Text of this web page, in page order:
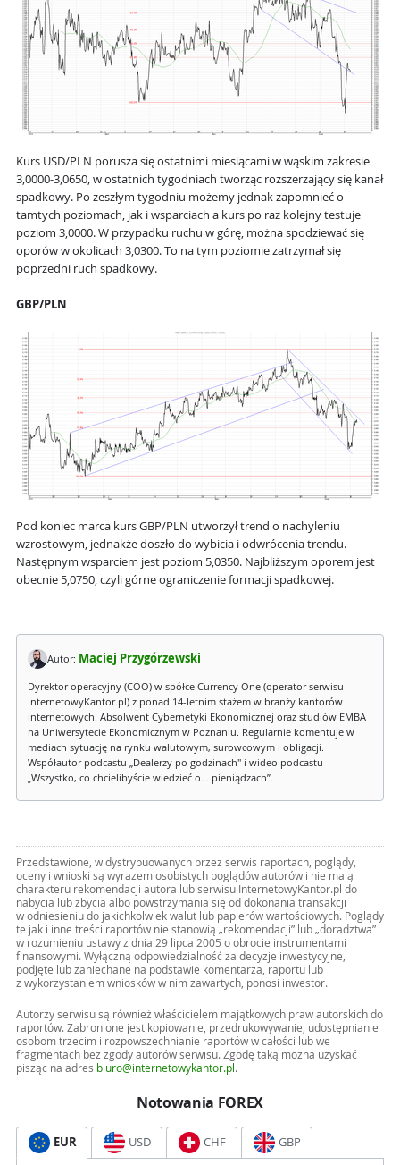
Kurs USD/PLN porusza się ostatnimi miesiącami w wąskim zakresie
3,0000-3,0650, w ostatnich tygodniach tworząc rozszerzający się kanał
spadkowy. Po zeszłym tygodniu możemy jednak zapomnieć o
tamtych poziomach, jak i wsparciach a kurs po raz kolejny testuje
poziom 3,0000. W przypadku ruchu w górę, można spodziewać się
oporów w okolicach 3,0300. To na tym poziomie zatrzymał się
poprzedni ruch spadkowy.
GBP/PLN
Pod koniec marca kurs GBP/PLN utworzył trend o nachyleniu
wzrostowym, jednakże doszło do wybicia i odwrócenia trendu.
Następnym wsparciem jest poziom 5,0350. Najbliższym oporem jest
obecnie 5,0750, czyli górne ograniczenie formacji spadkowej.
Autor: Maciej Przygórzewski
Dyrektor operacyjny (COO) w spółce Currency One (operator serwisu
InternetowyKantor.pl) z ponad 14-letnim stażem w branży kantorów
internetowych. Absolwent Cybernetyki Ekonomicznej oraz studiów EMBA
na Uniwersytecie Ekonomicznym w Poznaniu. Regularnie komentuje w
mediach sytuację na rynku walutowym, surowcowym i obligacji.
Współautor podcastu „Dealerzy po godzinach" i wideo podcastu
„Wszystko, co chcielibyście wiedzieć o... pieniądzach”.
Przedstawione, w dystrybuowanych przez serwis raportach, poglądy,
oceny i wnioski są wyrazem osobistych poglądów autorów i nie mają
charakteru rekomendacji autora lub serwisu InternetowyKantor.pl do
nabycia lub zbycia albo powstrzymania się od dokonania transakcji
w odniesieniu do jakichkolwiek walut lub papierów wartościowych. Poglądy
te jak i inne treści raportów nie stanowią „rekomendacji” lub „doradztwa”
w rozumieniu ustawy z dnia 29 lipca 2005 o obrocie instrumentami
finansowymi. Wyłączną odpowiedzialność za decyzje inwestycyjne,
podjęte lub zaniechane na podstawie komentarza, raportu lub
z wykorzystaniem wniosków w nim zawartych, ponosi inwestor.
Autorzy serwisu są również właścicielem majątkowych praw autorskich do
raportów. Zabronione jest kopiowanie, przedrukowywanie, udostępnianie
osobom trzecim i rozpowszechnianie raportów w całości lub we
fragmentach bez zgody autorów serwisu. Zgodę taką można uzyskać
pisząc na adres biuro@internetowykantor.pl .
Notowania FOREX
EUR USD CHF GBP